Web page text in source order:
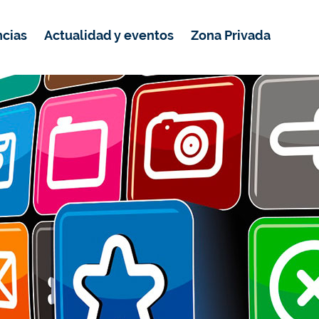
Actualidad y eventos Zona Privada